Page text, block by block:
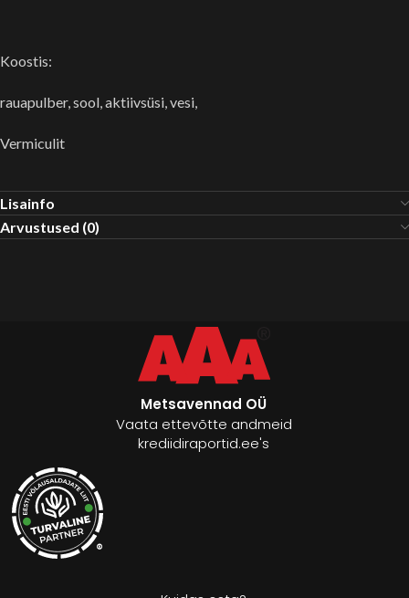
Koostis:
rauapulber, sool, aktiivsüsi, vesi,
Vermiculit
Lisainfo
Arvustused (0)
Metsavennad OÜ
Vaata ettevõtte andmeid
krediidiraportid.ee's
®